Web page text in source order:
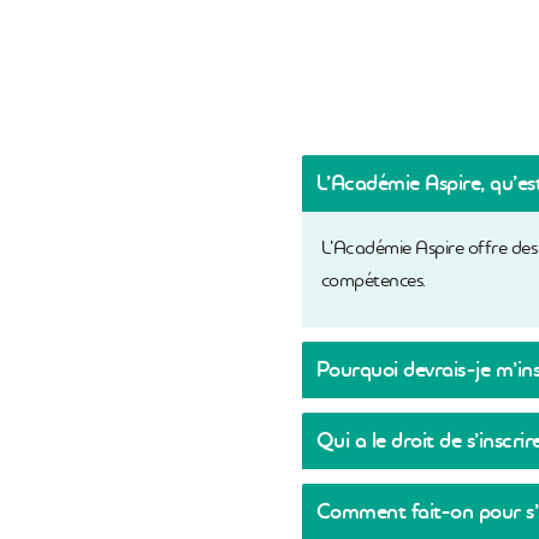
L’Académie Aspire,
L’Académie Aspire offre
compétences.
Pourquoi devrais-je
Vous pourrez acquérir des
en ligne – qui est
Qui a le droit de
Vous pourrez vous inscrire
Comment fait-on pour